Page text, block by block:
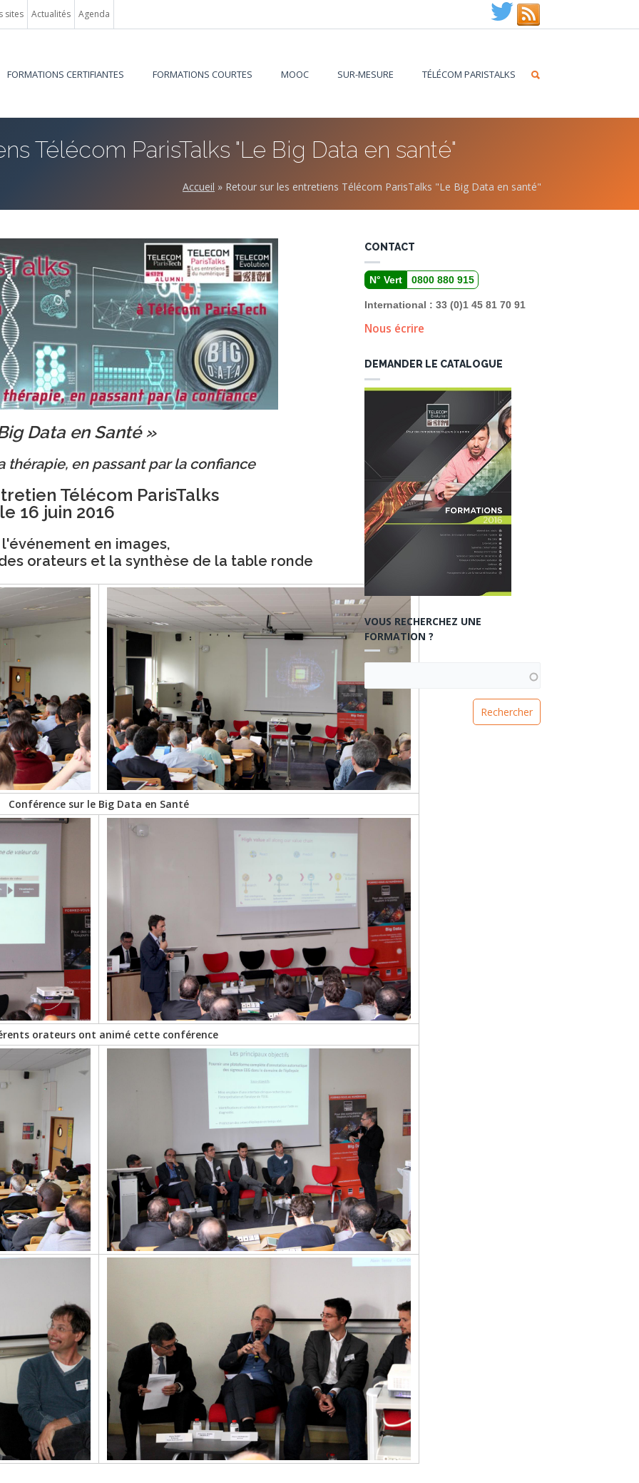
sites Actualités Agenda
FORMATIONS CERTIFIANTES FORMATIONS COURTES MOOC SUR-MESURE TÉLÉCOM PARISTALKS
Télécom ParisTalks "Le Big Data en santé"
Accueil » Retour sur les entretiens Télécom ParisTalks "Le Big Data en santé"
Data en Santé »
thérapie, en passant par la confiance
Télécom ParisTalks
16 juin 2016
l'événement en images,
orateurs et la synthèse de la table ronde
Conférence sur le Big Data en Santé
orateurs ont animé cette conférence
CONTACT
N° Vert 0800 880 915
International : 33 (0)1 45 81 70 91
Nous écrire
DEMANDER LE CATALOGUE
VOUS RECHERCHEZ UNE
FORMATION ?
VOUS RECHERCHEZ UNE FORMATION ?